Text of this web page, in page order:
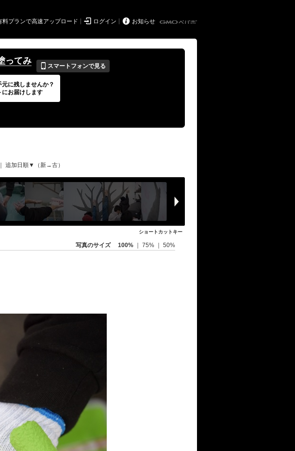
料プランで高速アップロード  ログイン  お知らせ
ってみ
📱 スマートフォンで見る
期間
---
追加日順▼（新→古）
ショートカットキー
写真のサイズ 100% 75% 50%
に残しませんか？
にお届けします